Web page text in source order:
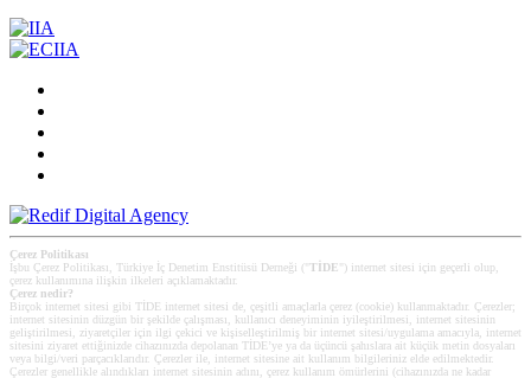
Çerez Politikası
İşbu Çerez Politikası, Türkiye İç Denetim Enstitüsü Derneği (" TİDE ") internet sitesi için geçerli olup,
çerez kullanımına ilişkin ilkeleri açıklamaktadır.
Çerez nedir?
Birçok internet sitesi gibi TİDE internet sitesi de, çeşitli amaçlarla çerez (cookie) kullanmaktadır. Çerezler;
internet sitesinin düzgün bir şekilde çalışması, kullanıcı deneyiminin iyileştirilmesi, internet sitesinin
geliştirilmesi, ziyaretçiler için ilgi çekici ve kişiselleştirilmiş bir internet sitesi/uygulama amacıyla, internet
sitesini ziyaret ettiğinizde cihazınızda depolanan TİDE’ye ya da üçüncü şahıslara ait küçük metin dosyaları
veya bilgi/veri parçacıklarıdır. Çerezler ile, internet sitesine ait kullanım bilgileriniz elde edilmektedir.
Çerezler genellikle alındıkları internet sitesinin adını, çerez kullanım ömürlerini (cihazınızda ne kadar